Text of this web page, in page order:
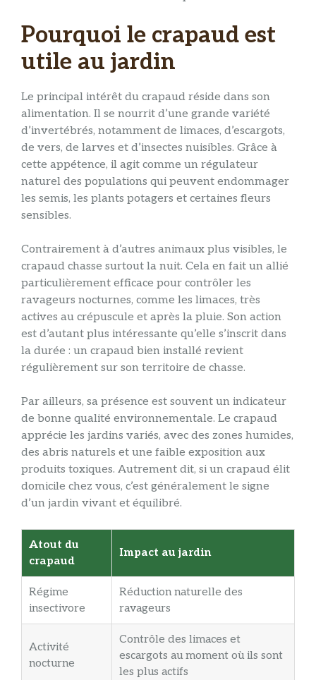
Pourquoi le crapaud est
utile au jardin
Le principal intérêt du crapaud réside dans son
alimentation. Il se nourrit d’une grande variété
d’invertébrés, notamment de limaces, d’escargots,
de vers, de larves et d’insectes nuisibles. Grâce à
cette appétence, il agit comme un régulateur
naturel des populations qui peuvent endommager
les semis, les plants potagers et certaines fleurs
sensibles.
Contrairement à d’autres animaux plus visibles, le
crapaud chasse surtout la nuit. Cela en fait un allié
particulièrement efficace pour contrôler les
ravageurs nocturnes, comme les limaces, très
actives au crépuscule et après la pluie. Son action
est d’autant plus intéressante qu’elle s’inscrit dans
la durée : un crapaud bien installé revient
régulièrement sur son territoire de chasse.
Par ailleurs, sa présence est souvent un indicateur
de bonne qualité environnementale. Le crapaud
apprécie les jardins variés, avec des zones humides,
des abris naturels et une faible exposition aux
produits toxiques. Autrement dit, si un crapaud élit
domicile chez vous, c’est généralement le signe
d’un jardin vivant et équilibré.
Atout du
crapaud
Impact au jardin
Régime
insectivore
Réduction naturelle des
ravageurs
Activité
nocturne
Contrôle des limaces et
escargots au moment où ils sont
les plus actifs